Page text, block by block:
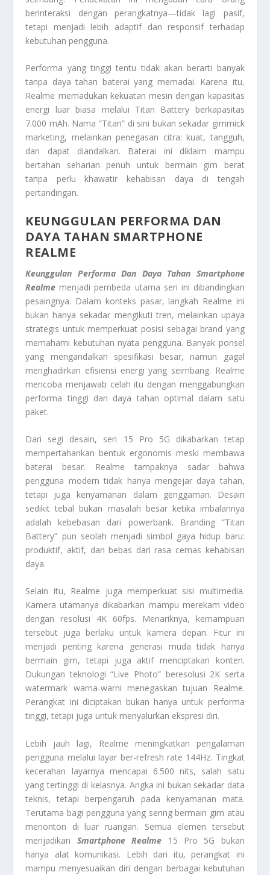
berinteraksi dengan perangkatnya—tidak lagi pasif,
tetapi menjadi lebih adaptif dan responsif terhadap
kebutuhan pengguna.
Performa yang tinggi tentu tidak akan berarti banyak
tanpa daya tahan baterai yang memadai. Karena itu,
Realme memadukan kekuatan mesin dengan kapasitas
energi luar biasa melalui Titan Battery berkapasitas
7.000 mAh. Nama “Titan” di sini bukan sekadar gimmick
marketing, melainkan penegasan citra: kuat, tangguh,
dan dapat diandalkan. Baterai ini diklaim mampu
bertahan seharian penuh untuk bermain gim berat
tanpa perlu khawatir kehabisan daya di tengah
pertandingan.
KEUNGGULAN PERFORMA DAN
DAYA TAHAN SMARTPHONE
REALME
Keunggulan Performa Dan Daya Tahan Smartphone
Realme menjadi pembeda utama seri ini dibandingkan
pesaingnya. Dalam konteks pasar, langkah Realme ini
bukan hanya sekadar mengikuti tren, melainkan upaya
strategis untuk memperkuat posisi sebagai brand yang
memahami kebutuhan nyata pengguna. Banyak ponsel
yang mengandalkan spesifikasi besar, namun gagal
menghadirkan efisiensi energi yang seimbang. Realme
mencoba menjawab celah itu dengan menggabungkan
performa tinggi dan daya tahan optimal dalam satu
paket.
Dari segi desain, seri 15 Pro 5G dikabarkan tetap
mempertahankan bentuk ergonomis meski membawa
baterai besar. Realme tampaknya sadar bahwa
pengguna modern tidak hanya mengejar daya tahan,
tetapi juga kenyamanan dalam genggaman. Desain
sedikit tebal bukan masalah besar ketika imbalannya
adalah kebebasan dari powerbank. Branding “Titan
Battery” pun seolah menjadi simbol gaya hidup baru:
produktif, aktif, dan bebas dari rasa cemas kehabisan
daya.
Selain itu, Realme juga memperkuat sisi multimedia.
Kamera utamanya dikabarkan mampu merekam video
dengan resolusi 4K 60fps. Menariknya, kemampuan
tersebut juga berlaku untuk kamera depan. Fitur ini
menjadi penting karena generasi muda tidak hanya
bermain gim, tetapi juga aktif menciptakan konten.
Dukungan teknologi “Live Photo” beresolusi 2K serta
watermark warna-warni menegaskan tujuan Realme.
Perangkat ini diciptakan bukan hanya untuk performa
tinggi, tetapi juga untuk menyalurkan ekspresi diri.
Lebih jauh lagi, Realme meningkatkan pengalaman
pengguna melalui layar ber-refresh rate 144Hz. Tingkat
kecerahan layarnya mencapai 6.500 nits, salah satu
yang tertinggi di kelasnya. Angka ini bukan sekadar data
teknis, tetapi berpengaruh pada kenyamanan mata.
Terutama bagi pengguna yang sering bermain gim atau
menonton di luar ruangan. Semua elemen tersebut
menjadikan Smartphone Realme 15 Pro 5G bukan
hanya alat komunikasi. Lebih dari itu, perangkat ini
mampu menyesuaikan diri dengan berbagai kebutuhan